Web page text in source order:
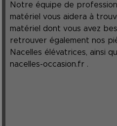
Notre équipe de
matériel vous aidera à
matériel dont vous avez
retrouver également nos
Nacelles élévatrices, ainsi
nacelles-occasion.fr .